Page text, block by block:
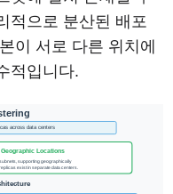
적으로 분산된 배포
이 서로 다른 위치에
적입니다.